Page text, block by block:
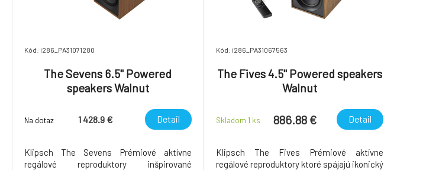
Kód: i286_PA31071280
The Sevens 6.5" Powered
speakers Walnut
Na dotaz 1 428.9 € Detail
Klipsch The Sevens Prémiové aktívne
regálové reproduktory inšpirované
Kód: i286_PA31067563
The Fives 4.5" Powered speakers
Walnut
Skladom 1 ks 886.88 € Detail
Klipsch The Fives Prémiové aktívne
regálové reproduktory ktoré spájajú ikonický